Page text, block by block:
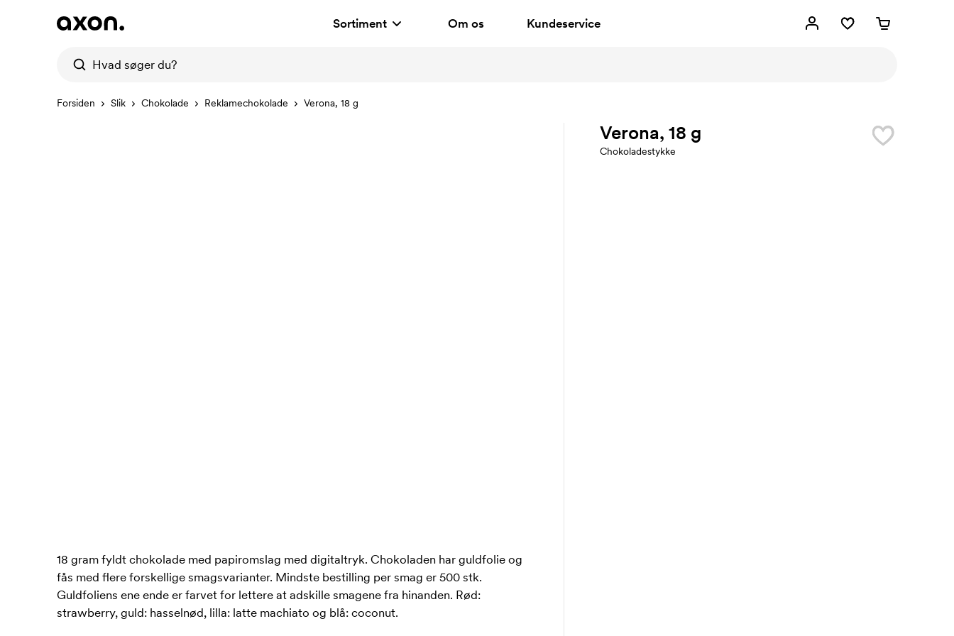
Sortiment Om os Kundeservice
Forsiden Slik Chokolade Reklamechokolade Verona, 18 g
Verona, 18 g
Chokoladestykke
18 gram fyldt chokolade med papiromslag med digitaltryk. Chokoladen har guldfolie og
fås med flere forskellige smagsvarianter. Mindste bestilling per smag er 500 stk.
Guldfoliens ene ende er farvet for lettere at adskille smagene fra hinanden. Rød:
strawberry, guld: hasselnød, lilla: latte machiato og blå: coconut.